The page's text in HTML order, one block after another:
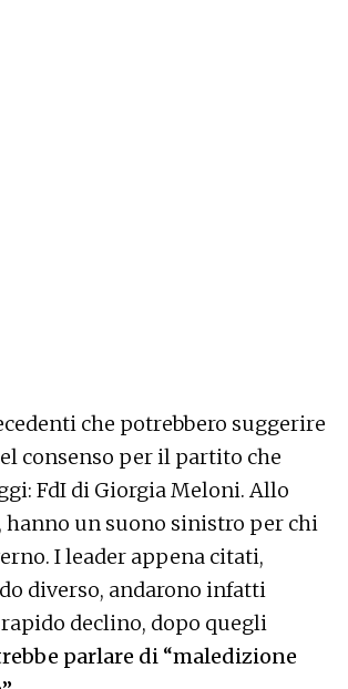
che potrebbero suggerire
consenso per il partito che
FdI di Giorgia Meloni. Allo
hanno un suono sinistro per chi
I leader appena citati,
diverso, andarono infatti
declino, dopo quegli
parlare di “maledizione